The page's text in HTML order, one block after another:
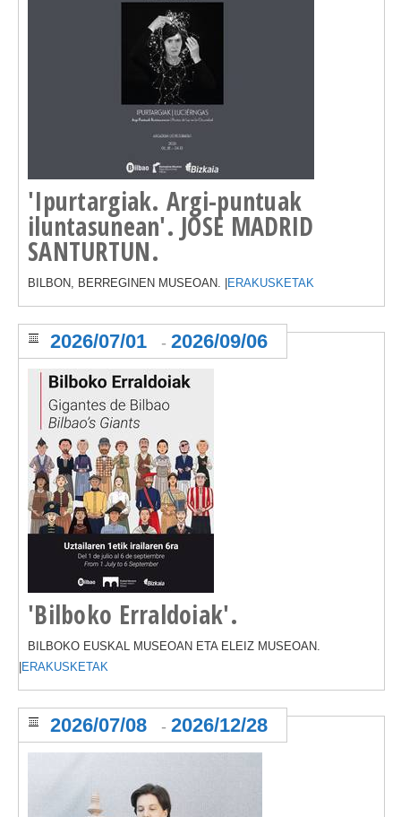
'Ipurtargiak. Argi-puntuak
iluntasunean'. JOSE MADRID
SANTURTUN.
BILBON, BERREGINEN MUSEOAN. | ERAKUSKETAK
'Bilboko Erraldoiak'.
2026/07/01 - 2026/09/06
BILBOKO EUSKAL MUSEOAN ETA ELEIZ MUSEOAN.
ERAKUSKETAK
2026/07/08 - 2026/12/28